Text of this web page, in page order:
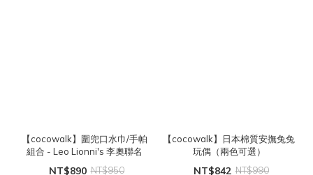
【cocowalk】圍兜口水巾/手帕
組合 - Leo Lionni's 李奧聯名
NT$890 NT$950
【cocowalk】日本棉質安撫兔兔
玩偶（兩色可選）
NT$842 NT$990